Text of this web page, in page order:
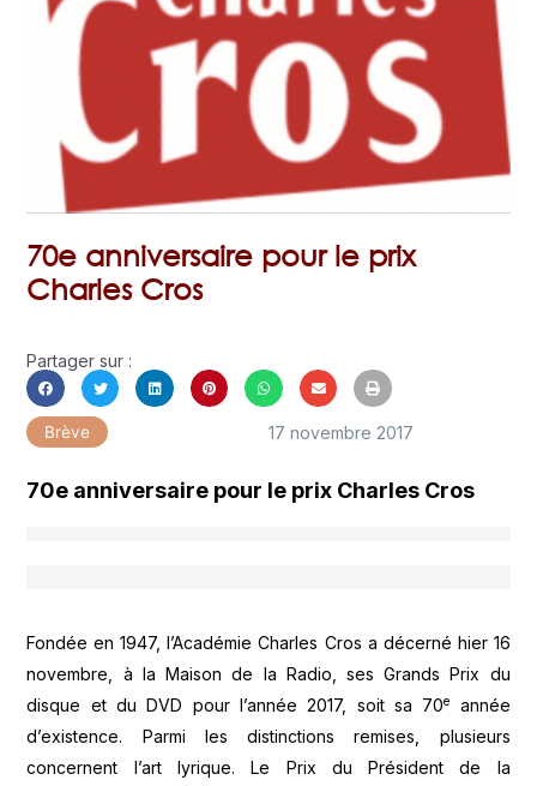
70e anniversaire pour le prix
Charles Cros
Partager sur :
Brève 17 novembre 2017
70e anniversaire pour le prix Charles Cros
Fondée en 1947, l’Académie Charles Cros a décerné hier 16
novembre, à la Maison de la Radio, ses Grands Prix du
disque et du DVD pour l’année 2017, soit sa 70e
année
d’existence. Parmi les distinctions remises, plusieurs
concernent l’art lyrique. Le Prix du Président de la